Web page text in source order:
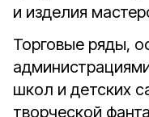
и изделия
Торговые ряды,
школ и детских
творческой